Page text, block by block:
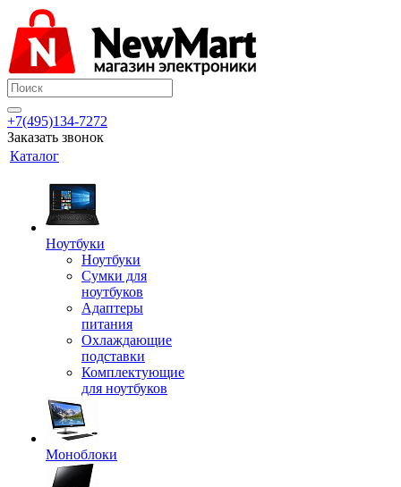
+7(495)134-7272
Заказать звонок
Каталог
Ноутбуки
Ноутбуки
Сумки для
ноутбуков
Адаптеры
питания
Охлаждающие
подставки
Комплектующие
для ноутбуков
Моноблоки